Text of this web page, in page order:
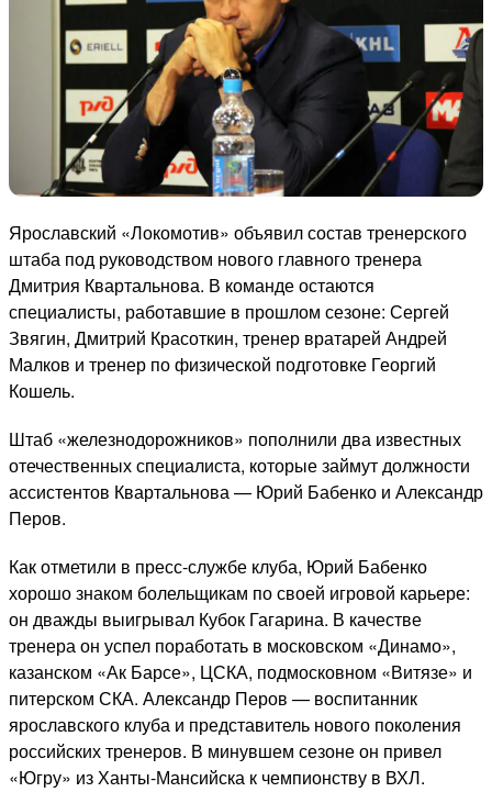
Ярославский «Локомотив» объявил состав тренерского
штаба под руководством нового главного тренера
Дмитрия Квартальнова. В команде остаются
специалисты, работавшие в прошлом сезоне: Сергей
Звягин, Дмитрий Красоткин, тренер вратарей Андрей
Малков и тренер по физической подготовке Георгий
Кошель.
Штаб «железнодорожников» пополнили два известных
отечественных специалиста, которые займут должности
ассистентов Квартальнова — Юрий Бабенко и Александр
Перов.
Как отметили в пресс-службе клуба, Юрий Бабенко
хорошо знаком болельщикам по своей игровой карьере:
он дважды выигрывал Кубок Гагарина. В качестве
тренера он успел поработать в московском «Динамо»,
казанском «Ак Барсе», ЦСКА, подмосковном «Витязе» и
питерском СКА. Александр Перов — воспитанник
ярославского клуба и представитель нового поколения
российских тренеров. В минувшем сезоне он привел
«Югру» из Ханты-Мансийска к чемпионству в ВХЛ.